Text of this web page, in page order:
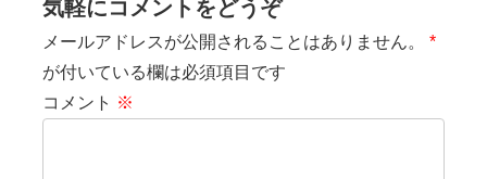
気軽にコメントをどうぞ
メールアドレスが公開されることはありません。
*
が付いている欄は必須項目です
コメント ※